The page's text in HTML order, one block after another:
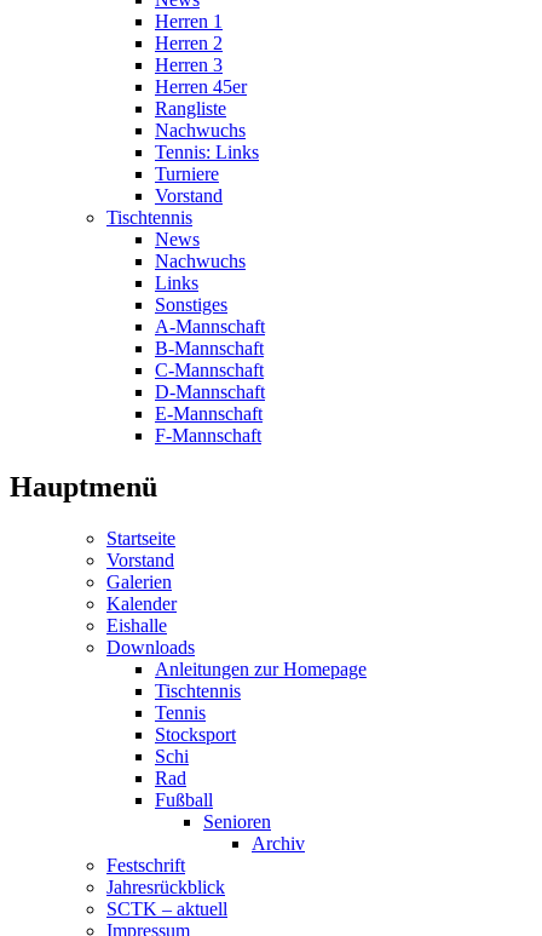
Herren 1
Herren 2
Herren 3
Herren 45er
Rangliste
Nachwuchs
Tennis: Links
Turniere
Vorstand
Tischtennis
News
Nachwuchs
Links
Sonstiges
A-Mannschaft
B-Mannschaft
C-Mannschaft
D-Mannschaft
E-Mannschaft
F-Mannschaft
Hauptmenü
Startseite
Vorstand
Galerien
Kalender
Eishalle
Downloads
Anleitungen zur Homepage
Tischtennis
Tennis
Stocksport
Schi
Rad
Fußball
Senioren
Archiv
Festschrift
Jahresrückblick
SCTK – aktuell
Impressum